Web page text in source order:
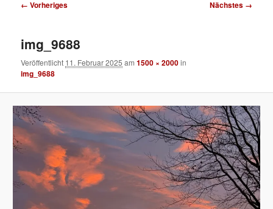
Bilder-
← Vorheriges Nächstes →
img_9688
Veröffentlicht 11. Februar 2025 am1500 × 2000in
img_9688